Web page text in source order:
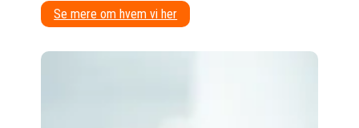
Se mere om hvem vi her